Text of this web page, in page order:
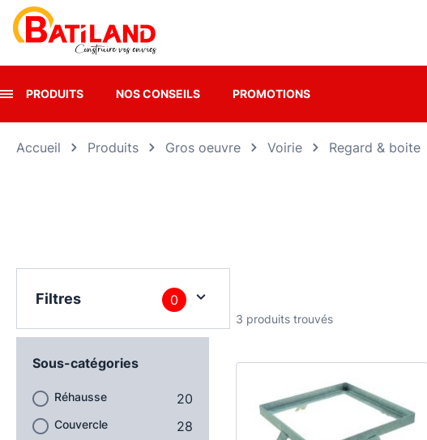
PRODUITS NOS CONSEILS PROMOTIONS
Accueil Produits Gros oeuvre Voirie Regard & boite
Filtres 0
Sous-catégories
Réhausse 20
Couvercle 28
3 produits trouvés
Panneau de gestion des cookies